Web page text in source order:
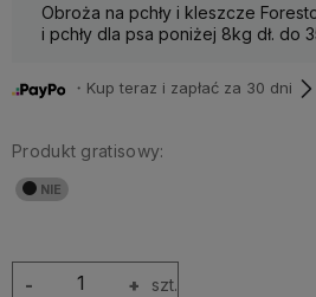
Obroża na pchły i kleszcze
i pchły dla psa poniżej 8kg dł. do
・Kup teraz i zapłać za 30 dni
Produkt gratisowy:
+
- szt.